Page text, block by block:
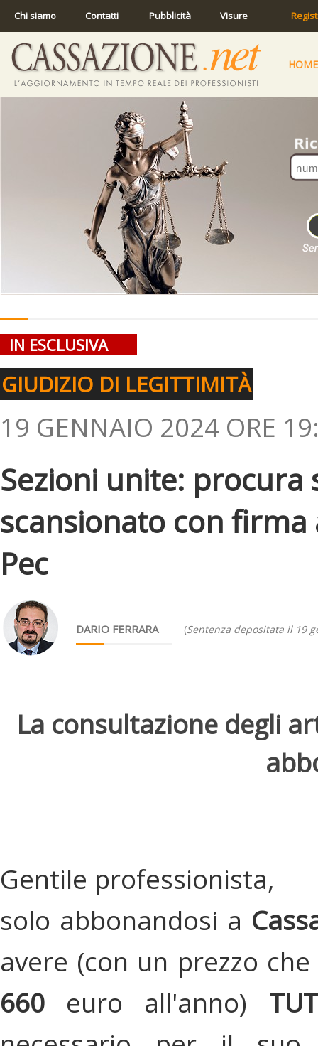
Chi siamo Contatti Pubblicità Visure
HOME
IN ESCLUSIVA
GIUDIZIO DI LEGITTIMITÀ
19 GENNAIO 2024 ORE
Sezioni unite: procura
scansionato con
Pec
DARIO FERRARA (Sentenza depositata il 19
La consultazione degli
Gentile professionista,
solo abbonandosi a
avere (con un prezzo
660 euro all'anno)